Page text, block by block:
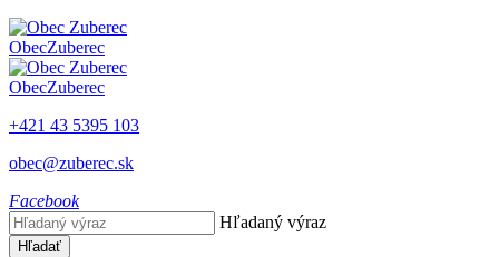
ObecZuberec
ObecZuberec
+421 43 5395 103
obec@zuberec.sk
Facebook
Hľadaný výraz
Hľadať